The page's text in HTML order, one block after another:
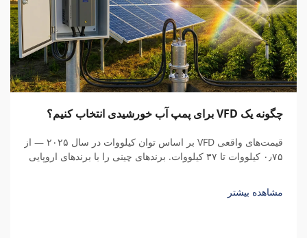
چگونه یک VFD برای پمپ آب خورشیدی انتخاب کنیم؟
قیمت‌های واقعی VFD بر اساس توان کیلووات در سال ۲۰۲۵ — از
۰٫۷۵ کیلووات تا ۳۷ کیلووات. برندهای چینی را با برندهای اروپایی
محاسبه کنید.
مشاهده بیشتر